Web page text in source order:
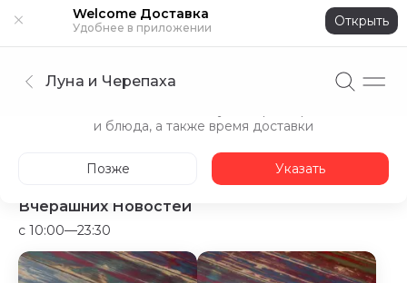
Welcome Доставка
Удобнее в приложении Открыть
Летнее спецпредложение Луны и Черепахи и Вчерашних
Летнее спецпредложение Луны и Черепахи и
Вчерашних Новостей
c 10:00—23:30
Луна и ЧерепахаУкажите адрес
и блюда, а также время доставки
Позже Указать